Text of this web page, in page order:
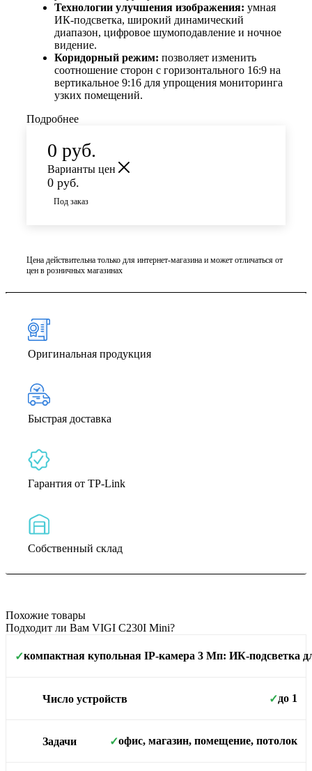
Технологии улучшения изображения: умная
ИК-подсветка, широкий динамический
диапазон, цифровое шумоподавление и ночное
видение.
Коридорный режим: позволяет изменить
соотношение сторон с горизонтального 16:9 на
вертикальное 9:16 для упрощения мониторинга
узких помещений.
Подробнее
0 руб.
Варианты цен
0 руб.
Под заказ
Цена действительна только для интернет-магазина и может отличаться от
цен в розничных магазинах
Оригинальная продукция
Быстрая доставка
Гарантия от TP-Link
Собственный склад
Похожие товары
Подходит ли Вам VIGI C230I Mini?
Площадь покрытия
✓компактная купольная IP-камера 3 Мп: ИК-подсветка
Число устройств ✓до 1
Задачи ✓офис, магазин, помещение, потолок